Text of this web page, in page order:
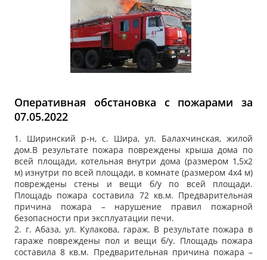
Оперативная обстановка с пожарами за
07.05.2022
1. Ширинский р-н, с. Шира, ул. Балахчинская, жилой
дом.В результате пожара повреждены крыша дома по
всей площади, котельная внутри дома (размером 1,5х2
м) изнутри по всей площади, в комнате (размером 4х4 м)
повреждены стены и вещи б/у по всей площади.
Площадь пожара составила 72 кв.м. Предварительная
причина пожара – нарушение правил пожарной
безопасности при эксплуатации печи.
2. г. Абаза, ул. Кулакова, гараж. В результате пожара в
гараже повреждены пол и вещи б/у. Площадь пожара
составила 8 кв.м. Предварительная причина пожара –